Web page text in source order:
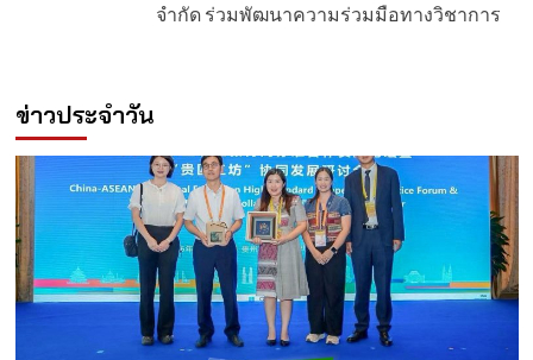
จำกัด ร่วมพัฒนาความร่วมมือทางวิชาการ
ข่าวประจำวัน